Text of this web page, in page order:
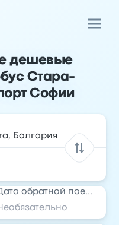
дешевые
Стара-
Софии
Дата обратной поездки